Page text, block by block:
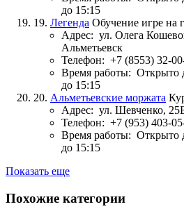
до 15:15
19. Легенда Обучение игре на
Адрес: ул. Олега
Альметьевск
Телефон: +7 (8553) 32-
Время работы: Открыто
до 15:15
20. Альметьевские моржата
Адрес: ул. Шевченко,
Телефон: +7 (953) 403-
Время работы: Открыто
до 15:15
Показать еще
Похожие категории